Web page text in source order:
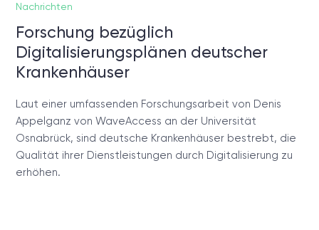
Nachrichten
Forschung bezüglich
Digitalisierungsplänen deutscher
Krankenhäuser
Laut einer umfassenden Forschungsarbeit von Denis
Appelganz von WaveAccess an der Universität
Osnabrück, sind deutsche Krankenhäuser bestrebt, die
Qualität ihrer Dienstleistungen durch Digitalisierung zu
erhöhen.